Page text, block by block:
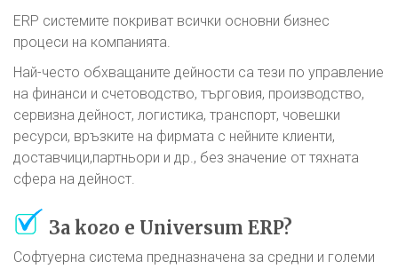
ERP системите покриват всички основни бизнес
процеси на компанията.
Най-често обхващаните дейности са тези по управление
на финанси и счетоводство, търговия, производство,
сервизна дейност, логистика, транспорт, човешки
ресурси, връзките на фирмата с нейните клиенти,
доставчици,партньори и др., без значение от тяхната
сфера на дейност.
За кого е Universum ERP?
Софтуерна система предназначена за средни и големи